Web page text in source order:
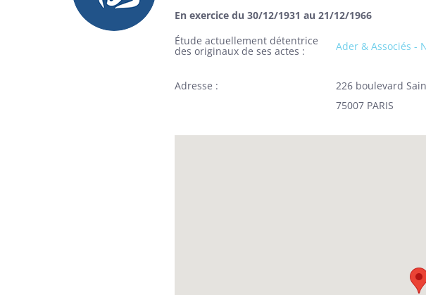
En exercice du 30/12/1931 au 21/12/1966
Étude actuellement détentrice
des originaux de ses actes Ader & Associés -
Adresse
226 boulevard
75007 PARIS